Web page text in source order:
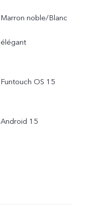
Marron noble/Blanc
élégant
Funtouch OS 15
Android 15